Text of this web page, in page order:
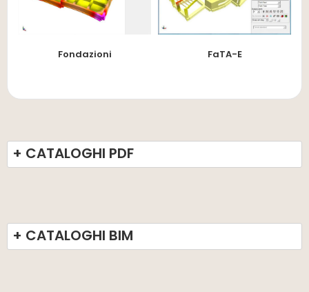
Fondazioni FaTA-E
+ CATALOGHI PDF
+ CATALOGHI BIM